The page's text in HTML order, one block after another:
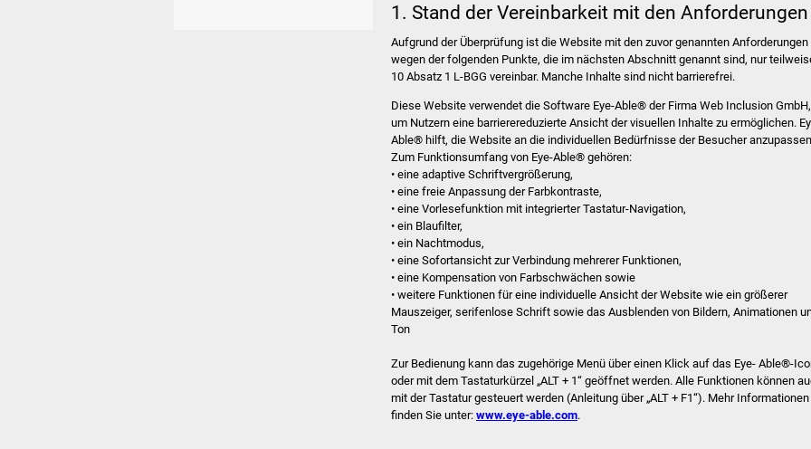
1. Stand der Vereinbarkeit mit den Anforderungen
Aufgrund der Überprüfung ist die Website mit den zuvor genannten Anforderungen
wegen der folgenden Punkte, die im nächsten Abschnitt genannt sind, nur
10 Absatz 1 L-BGG vereinbar. Manche Inhalte sind nicht barrierefrei.
Diese Website verwendet die Software Eye-Able® der Firma Web Inclusion GmbH,
um Nutzern eine barrierereduzierte Ansicht der visuellen Inhalte zu ermöglichen.
Able® hilft, die Website an die individuellen Bedürfnisse der Besucher
Zum Funktionsumfang von Eye-Able® gehören:
• eine adaptive Schriftvergrößerung,
• eine freie Anpassung der Farbkontraste,
• eine Vorlesefunktion mit integrierter Tastatur-Navigation,
• ein Blaufilter,
• ein Nachtmodus,
• eine Sofortansicht zur Verbindung mehrerer Funktionen,
• eine Kompensation von Farbschwächen sowie
• weitere Funktionen für eine individuelle Ansicht der Website wie ein größerer
Mauszeiger, serifenlose Schrift sowie das Ausblenden von Bildern, Animationen
Ton
Zur Bedienung kann das zugehörige Menü über einen Klick auf das Eye- Able®-
oder mit dem Tastaturkürzel „ALT + 1“ geöffnet werden. Alle Funktionen können
mit der Tastatur gesteuert werden (Anleitung über „ALT + F1“). Mehr Informationen
finden Sie unter: www.eye-able.com.